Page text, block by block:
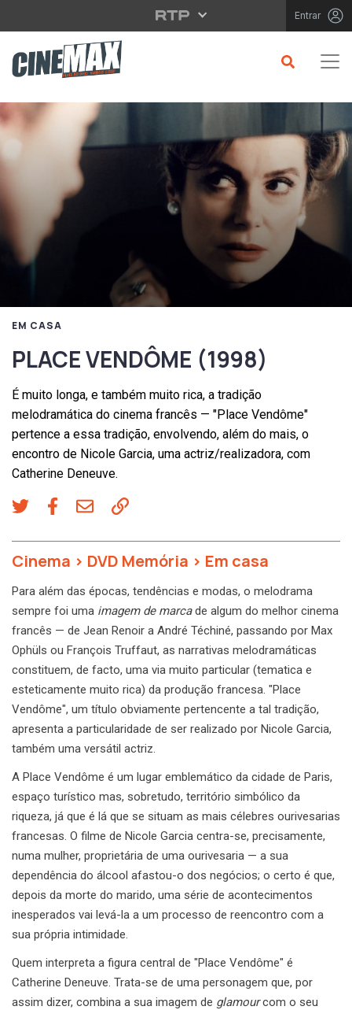
Saltar para o conteúdo principal Entrar
EM CASA
PLACE VENDÔME (1998)
É muito longa, e também muito rica, a tradição
melodramática do cinema francês — "Place Vendôme"
pertence a essa tradição, envolvendo, além do mais, o
encontro de Nicole Garcia, uma actriz/realizadora, com
Catherine Deneuve.
Cinema > DVD Memória > Em casa
Para além das épocas, tendências e modas, o melodrama
sempre foi uma imagem de marcade algum do melhor cinema
francês — de Jean Renoir a André Téchiné, passando por Max
Ophüls ou François Truffaut, as narrativas melodramáticas
constituem, de facto, uma via muito particular (tematica e
esteticamente muito rica) da produção francesa. "Place
Vendôme", um título obviamente pertencente a tal tradição,
apresenta a particularidade de ser realizado por Nicole Garcia,
também uma versátil actriz.
A Place Vendôme é um lugar emblemático da cidade de Paris,
espaço turístico mas, sobretudo, território simbólico da
riqueza, já que é lá que se situam as mais célebres ourivesarias
francesas. O filme de Nicole Garcia centra-se, precisamente,
numa mulher, proprietária de uma ourivesaria — a sua
dependência do álcool afastou-o dos negócios; o certo é que,
depois da morte do marido, uma série de acontecimentos
inesperados vai levá-la a um processo de reencontro com a
sua própria intimidade.
Quem interpreta a figura central de "Place Vendôme" é
Catherine Deneuve. Trata-se de uma personagem que, por
assim dizer, combina a sua imagem de glamourcom o seu